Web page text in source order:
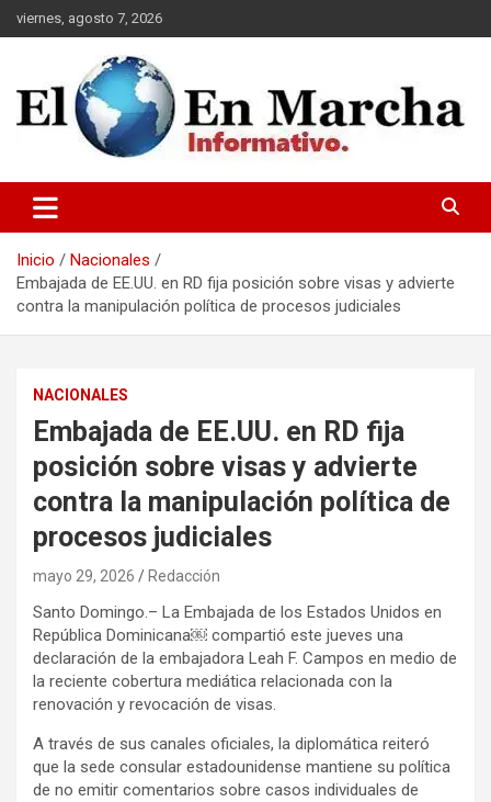
Saltar
al
viernes, agosto 7, 2026
elmundoenmarcha.net
Inicio
Nacionales
Embajada de EE.UU. en RD fija posición sobre visas y advierte
contra la manipulación política de procesos judiciales
NACIONALES
Embajada de EE.UU. en RD fija
posición sobre visas y advierte
contra la manipulación política de
procesos judiciales
mayo 29, 2026 Redacción
Santo Domingo.– La Embajada de los Estados Unidos en
República Dominicana￼ compartió este jueves una
declaración de la embajadora Leah F. Campos en medio de
la reciente cobertura mediática relacionada con la
renovación y revocación de visas.
A través de sus canales oficiales, la diplomática reiteró
que la sede consular estadounidense mantiene su política
de no emitir comentarios sobre casos individuales de